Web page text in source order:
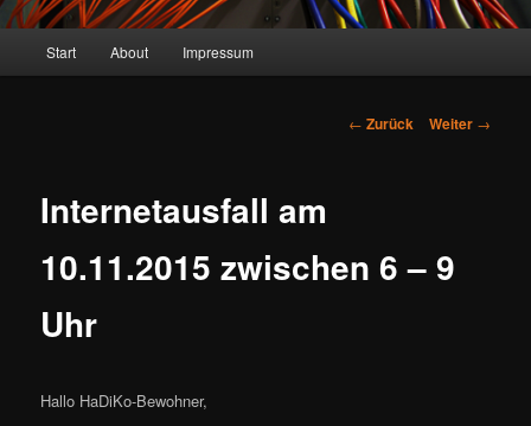
Start About Impressum
Beitrags-
← Zurück Weiter →
Internetausfall am
10.11.2015 zwischen 6 – 9
Uhr
Hallo HaDiKo-Bewohner,